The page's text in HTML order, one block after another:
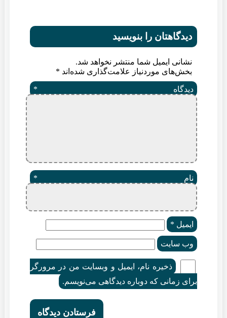
دیدگاهتان را بنویسید
نشانی ایمیل شما منتشر نخواهد شد.
بخش‌های موردنیاز علامت‌گذاری شده‌اند *
سایت
ذخیره نام، ایمیل و وبسایت من در مرورگر
زمانی که دوباره دیدگاهی می‌نویسم.